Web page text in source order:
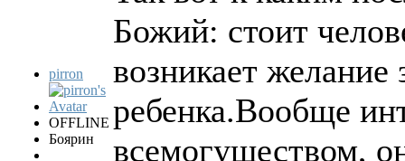
pirron
OFFLINE
Боярин
Божий: стоит
возникает желание
ребенка.Вообще
всемогуществом,